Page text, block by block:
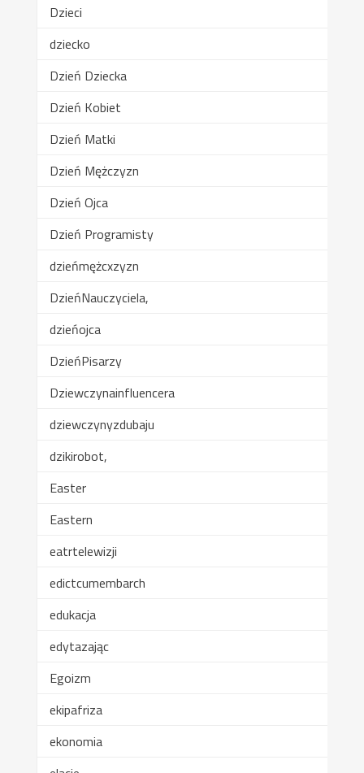
Dzieci
dziecko
Dzień Dziecka
Dzień Kobiet
Dzień Matki
Dzień Mężczyzn
Dzień Ojca
Dzień Programisty
dzieńmężcxzyzn
DzieńNauczyciela,
dzieńojca
DzieńPisarzy
Dziewczynainfluencera
dziewczynyzdubaju
dzikirobot,
Easter
Eastern
eatrtelewizji
edictcumembarch
edukacja
edytazając
Egoizm
ekipafriza
ekonomia